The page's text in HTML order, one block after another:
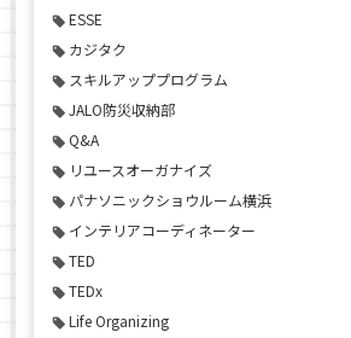
ESSE
カジタク
スキルアッププログラム
JALO防災収納部
Q&A
リユースオーガナイズ
パナソニックショウルーム横浜
インテリアコーディネーター
TED
TEDx
Life Organizing